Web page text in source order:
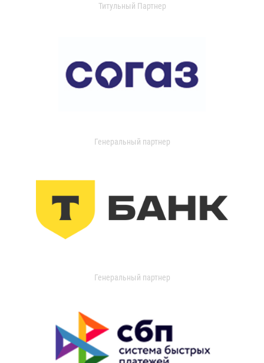
Титульный Партнер
Генеральный партнер
Генеральный партнер